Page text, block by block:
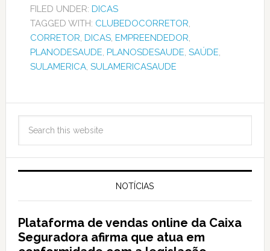
FILED UNDER: DICAS
TAGGED WITH: CLUBEDOCORRETOR,
CORRETOR, DICAS, EMPREENDEDOR,
PLANODESAUDE, PLANOSDESAUDE, SAÚDE,
SULAMERICA, SULAMERICASAUDE
NOTÍCIAS
Plataforma de vendas online da Caixa
Seguradora afirma que atua em